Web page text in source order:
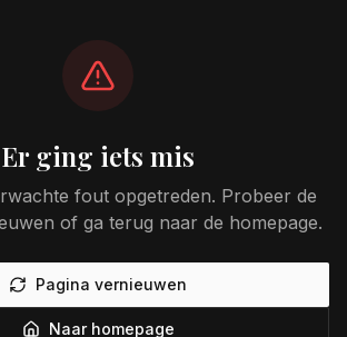
Er ging iets mis
fout opgetreden. Probeer de
of ga terug naar de homepage.
Pagina vernieuwen
Naar homepage